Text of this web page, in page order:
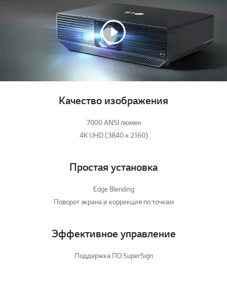
Качество изображения
7000 ANSI люмен
4K UHD (3840 x 2160)
Простая установка
Edge Blending
Поворот экрана и коррекция по точкам
Эффективное управление
Поддержка ПО SuperSign